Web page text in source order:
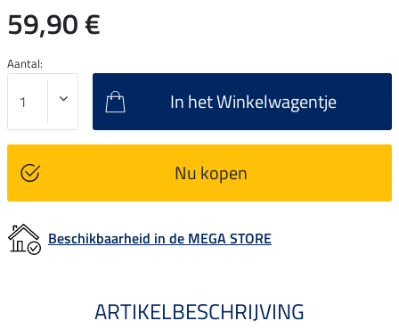
59,90 €
Aantal:
In het Winkelwagentje
Nu kopen
Beschikbaarheid in de MEGA STORE
ARTIKELBESCHRIJVING